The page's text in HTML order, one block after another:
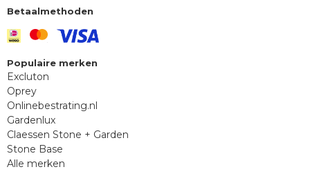
Betaalmethoden
Populaire merken
Excluton
Oprey
Onlinebestrating.nl
Gardenlux
Claessen Stone + Garden
Stone Base
Alle merken